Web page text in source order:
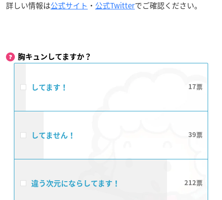
詳しい情報は公式サイト ・ 公式Twitterでご確認ください。
胸キュンしてますか？
してます！ 17
してません！ 39
違う次元にならしてます！ 212